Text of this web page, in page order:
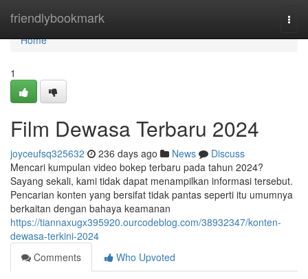
friendlybookmark
Home
Home
1
Film Dewasa Terbaru 2024
joyceufsq325632 236 days ago News
Discuss
Mencari kumpulan video bokep terbaru pada tahun 2024?
Sayang sekali, kami tidak dapat menampilkan informasi tersebut.
Pencarian konten yang bersifat tidak pantas seperti itu umumnya
berkaitan dengan bahaya keamanan
https://tiannaxugx395920.ourcodeblog.com/38932347/konten-
dewasa-terkini-2024
Comments
Who Upvoted